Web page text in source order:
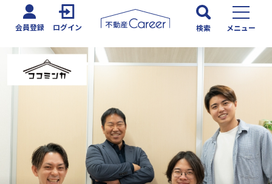
会員登録 ログイン 検索 メニュー